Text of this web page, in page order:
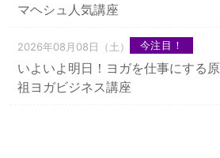
マヘシュ人気講座
2026年08月08日（土） 今注目！
いよいよ明日！ヨガを仕事にする
祖ヨガビジネス講座